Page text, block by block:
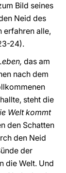
Bild seines
Neid des
erfahren alle,
24).
das am
nach dem
steht die
Welt kommt
den Schatten
den Neid
der
die Welt. Und